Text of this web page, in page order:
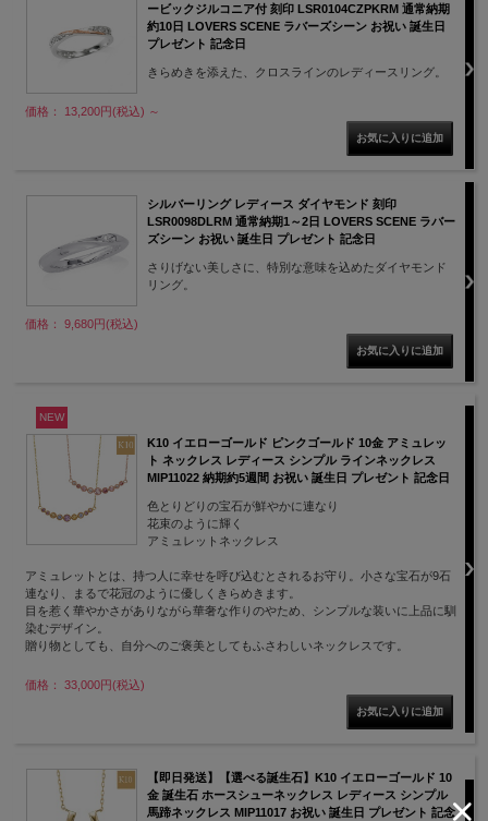
ービックジルコニア付 刻印 LSR0104CZPKRM 通常納期
約10日 LOVERS SCENE ラバーズシーン お祝い 誕生日
プレゼント 記念日
きらめきを添えた、クロスラインのレディースリング。
価格： 13,200円(税込) ～
シルバーリング レディース ダイヤモンド 刻印
LSR0098DLRM 通常納期1～2日 LOVERS SCENE ラバー
ズシーン お祝い 誕生日 プレゼント 記念日
さりげない美しさに、特別な意味を込めたダイヤモンド
リング。
価格： 9,680円(税込)
NEW
K10 イエローゴールド ピンクゴールド 10金 アミュレッ
ト ネックレス レディース シンプル ラインネックレス
MIP11022 納期約5週間 お祝い 誕生日 プレゼント 記念日
色とりどりの宝石が鮮やかに連なり
花束のように輝く
アミュレットネックレス
アミュレットとは、持つ人に幸せを呼び込むとされるお守り。小さな宝石が9石
連なり、まるで花冠のように優しくきらめきます。
目を惹く華やかさがありながら華奢な作りのやため、シンプルな装いに上品に馴
染むデザイン。
贈り物としても、自分へのご褒美としてもふさわしいネックレスです。
価格： 33,000円(税込)
【即日発送】【選べる誕生石】K10 イエローゴールド 10
金 誕生石 ホースシューネックレス レディース シンプル
馬蹄ネックレス MIP11017 お祝い 誕生日 プレゼント 記念